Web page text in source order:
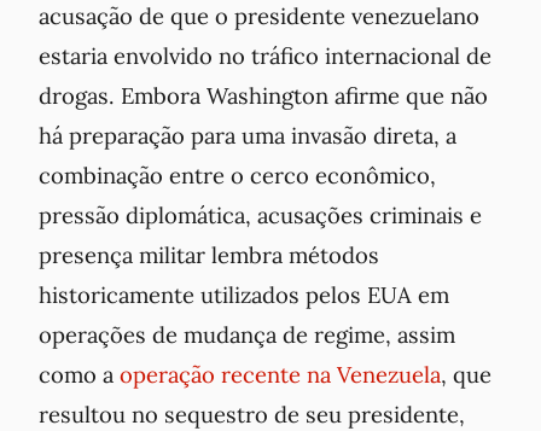
acusação de que o presidente venezuelano
estaria envolvido no tráfico internacional de
drogas. Embora Washington afirme que não
há preparação para uma invasão direta, a
combinação entre o cerco econômico,
pressão diplomática, acusações criminais e
presença militar lembra métodos
historicamente utilizados pelos EUA em
operações de mudança de regime, assim
como a operação recente na Venezuela, que
resultou no sequestro de seu presidente,